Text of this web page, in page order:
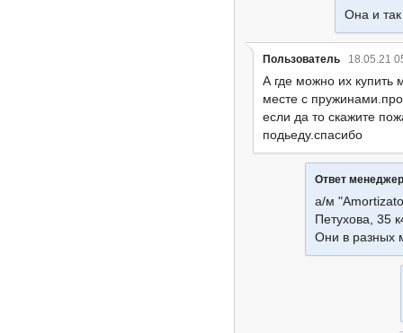
Она и так
Пользователь 18.05.21
А где можно их купить
месте с
если да то скажите
подьеду.спасибо
Ответ
а/м
Петухова, 35
Они в разных